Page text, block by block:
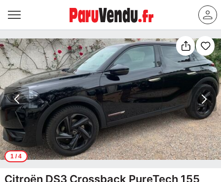
1/ 4
Citroën DS3 Crossback PureTech 155